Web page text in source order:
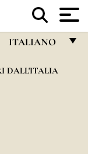
ITALIANO
FRANÇAIS
DALL'ITALIA